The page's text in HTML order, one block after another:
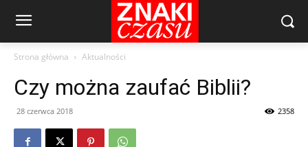
Strona główna Aktualności
Czy można zaufać Biblii?
28 czerwca 2018 2358